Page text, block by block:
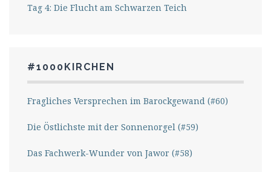
Tag 4: Die Flucht am Schwarzen Teich
#1000KIRCHEN
Fragliches Versprechen im Barockgewand (#60)
Die Östlichste mit der Sonnenorgel (#59)
Das Fachwerk-Wunder von Jawor (#58)